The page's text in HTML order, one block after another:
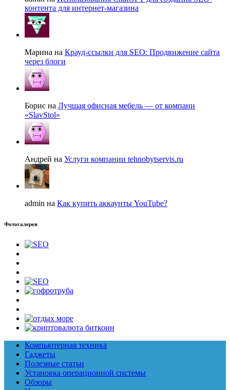
контента для интернет-магазина
Марина на Крауд-ссылки для SEO: Продвижение сайта
через блоги
Борис на Лучшая офисная мебель — от компани
«SlavStol»
Андрей на Услуги компании tehnobytservis.ru
admin на Как купить аккаунты YouTube?
Фотогалерея
Компьютерная техника
Гаджеты
Полезные статьи
Установка операционной системы
Обзоры